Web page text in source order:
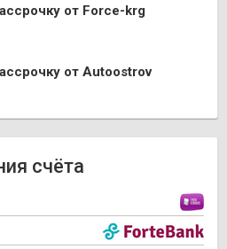
от Force-krg
от Autoostrov
счёта